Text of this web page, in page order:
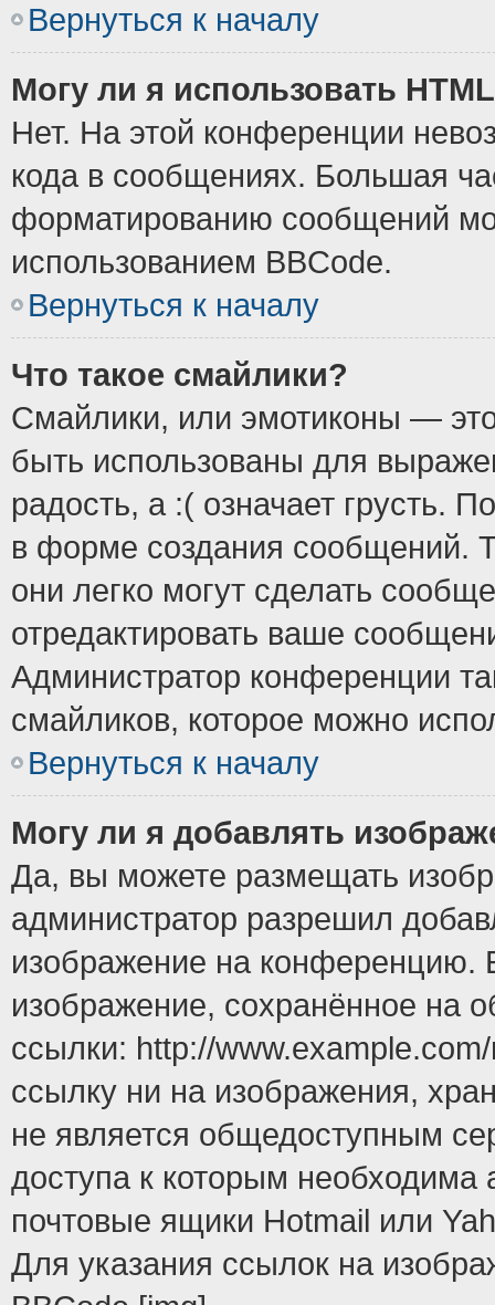
Вернуться к началу
Могу ли я использовать
Нет. На этой конференции
кода в сообщениях. Большая
форматированию сообщений
использованием BBCode.
Вернуться к началу
Что такое смайлики?
Смайлики, или эмотиконы —
быть использованы для
радость, а :( означает грусть.
в форме создания сообщений.
они легко могут сделать
отредактировать ваше
Администратор конференции
смайликов, которое можно
Вернуться к началу
Могу ли я добавлять
Да, вы можете размещать
администратор разрешил
изображение на конференцию.
изображение, сохранённое на
ссылки: http://
ссылку ни на изображения,
не является общедоступным
доступа к которым
почтовые ящики Hotmail или
Для указания ссылок на